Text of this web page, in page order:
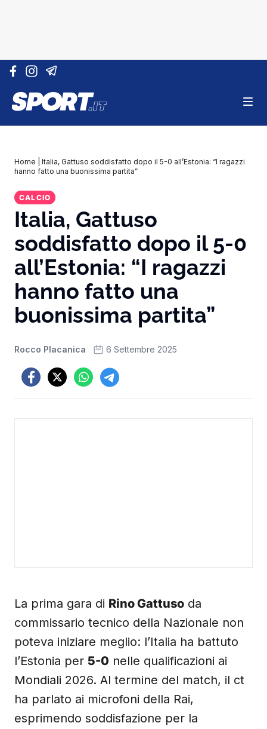
Vai al contenuto
Home
Italia, Gattuso soddisfatto dopo il 5-0 all’Estonia: “I ragazzi
hanno fatto una buonissima partita”
CALCIO
Italia, Gattuso
soddisfatto dopo il 5-0
all’Estonia: “I ragazzi
hanno fatto una
buonissima partita”
Rocco Placanica 6 Settembre 2025
La prima gara di Rino Gattuso da
commissario tecnico della Nazionale non
poteva iniziare meglio: l’Italia ha battuto
l’Estonia per 5-0 nelle qualificazioni ai
Mondiali 2026. Al termine del match, il ct
ha parlato ai microfoni della Rai,
esprimendo soddisfazione per la